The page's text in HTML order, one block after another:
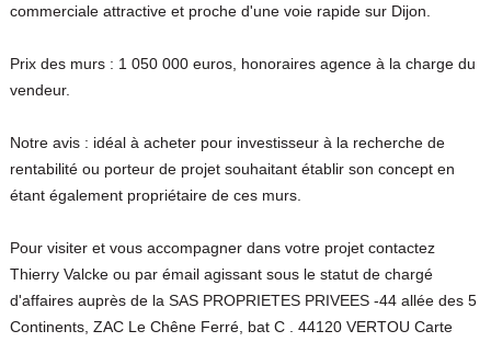
commerciale attractive et proche d'une voie rapide sur Dijon.
Prix des murs : 1 050 000 euros, honoraires agence à la charge du
vendeur.
Notre avis : idéal à acheter pour investisseur à la recherche de
rentabilité ou porteur de projet souhaitant établir son concept en
étant également propriétaire de ces murs.
Pour visiter et vous accompagner dans votre projet contactez
Thierry Valcke ou par émail agissant sous le statut de chargé
d'affaires auprès de la SAS PROPRIETES PRIVEES -44 allée des 5
Continents, ZAC Le Chêne Ferré, bat C . 44120 VERTOU Carte